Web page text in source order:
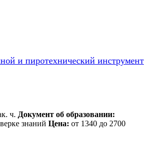
и пиротехнический инструмент
ч. Документ об образовании:
знаний Цена: от 1340 до 2700